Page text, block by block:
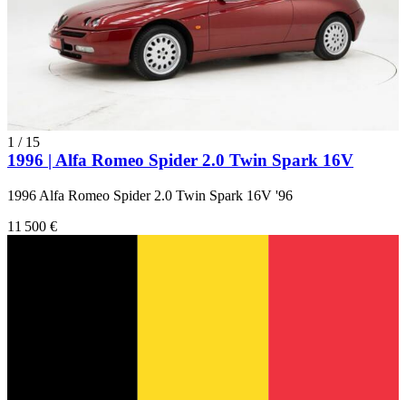
1 / 15
1996 | Alfa Romeo Spider 2.0 Twin Spark 16V
1996 Alfa Romeo Spider 2.0 Twin Spark 16V '96
11 500 €